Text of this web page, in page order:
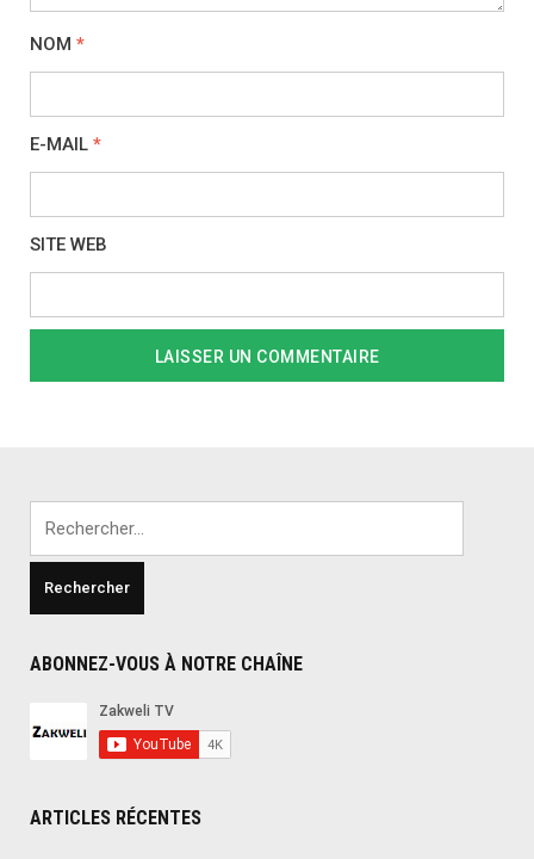
NOM *
E-MAIL *
SITE WEB
ABONNEZ-VOUS À NOTRE CHAÎNE
ARTICLES RÉCENTES